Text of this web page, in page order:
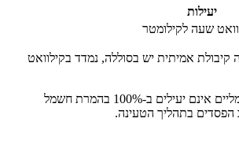
יעילות
וואט שעה לקילומטר
אמיתית יש בסוללה, נמדד בקילוואט
יעילות — כלי רכב חשמליים אינם יעילים ב-100% בהמרת חשמל
הפסדים בתהליך הטעינה.